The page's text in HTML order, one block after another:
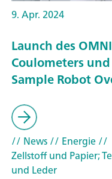
9. Apr. 2024
Launch des
Coulometers und
Sample Robot
// News// Energie//
Zellstoff und Papier;
und Leder